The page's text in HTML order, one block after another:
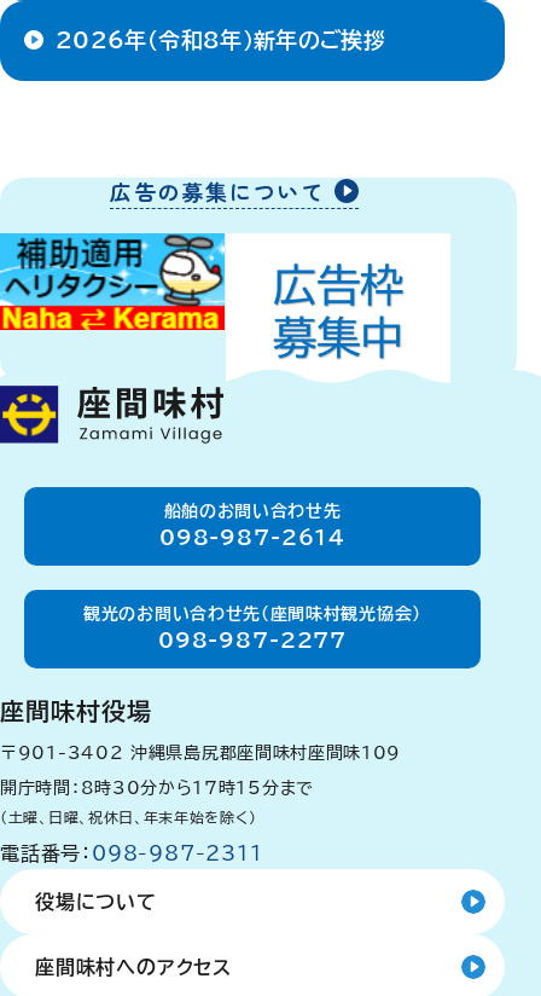
2026年（令和8年）新年のご挨拶
広告の募集について
船舶のお問い合わせ先
098-987-2614
観光のお問い合わせ先（座間味村観光協会）
098-987-2277
座間味村役場
〒901-3402 沖縄県島尻郡座間味村座間味109
開庁時間：8時30分から17時15分まで
（土曜、日曜、祝休日、年末年始を除く）
電話番号： 098-987-2311
役場について
座間味村へのアクセス